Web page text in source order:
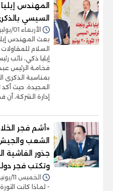
المهندس
السيسي بالذكرى الـ13
الأربعاء 01/يوليو/2026 - 02:50 ص
بعث المهندس
إيليا ذكي، نائب
فخامة الرئيس
المجيدة. حيث
إدارة الشركة، أن
«أشم فجر
جذور الفاشية
وتكتب فجر
الخميس 11/يونيو/2026 - 04:31 م
- لماذا كانت